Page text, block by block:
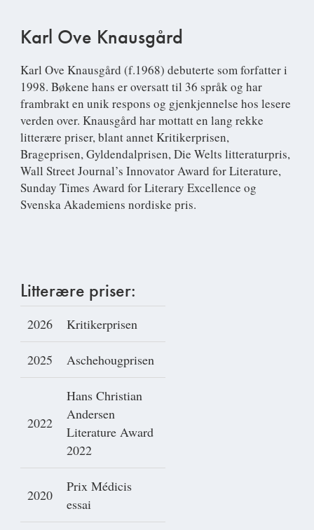
Karl Ove Knausgård
Karl Ove Knausgård (f.1968) debuterte som forfatter i
1998. Bøkene hans er oversatt til 36 språk og har
frambrakt en unik respons og gjenkjennelse hos lesere
verden over. Knausgård har mottatt en lang rekke
litterære priser, blant annet Kritikerprisen,
Brageprisen, Gyldendalprisen, Die Welts litteraturpris,
Wall Street Journal’s Innovator Award for Literature,
Sunday Times Award for Literary Excellence og
Svenska Akademiens nordiske pris.
Litterære priser:
2026 Kritikerprisen
2025 Aschehougprisen
2022
Hans Christian
Andersen
Literature Award
2022
2020
Prix Médicis
essai